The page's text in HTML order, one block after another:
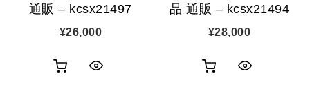
通販 – kcsx21497
¥26,000
品 通販 – kcsx21494
¥28,000